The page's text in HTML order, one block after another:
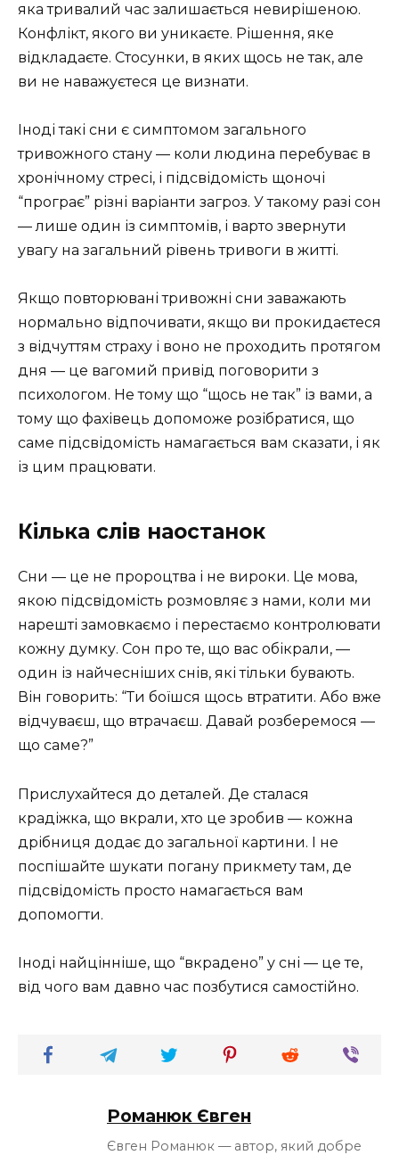
яка тривалий час залишається невирішеною.
Конфлікт, якого ви уникаєте. Рішення, яке
відкладаєте. Стосунки, в яких щось не так, але
ви не наважуєтеся це визнати.
Іноді такі сни є симптомом загального
тривожного стану — коли людина перебуває в
хронічному стресі, і підсвідомість щоночі
“програє” різні варіанти загроз. У такому разі сон
— лише один із симптомів, і варто звернути
увагу на загальний рівень тривоги в житті.
Якщо повторювані тривожні сни заважають
нормально відпочивати, якщо ви прокидаєтеся
з відчуттям страху і воно не проходить протягом
дня — це вагомий привід поговорити з
психологом. Не тому що “щось не так” із вами, а
тому що фахівець допоможе розібратися, що
саме підсвідомість намагається вам сказати, і як
із цим працювати.
Кілька слів наостанок
Сни — це не пророцтва і не вироки. Це мова,
якою підсвідомість розмовляє з нами, коли ми
нарешті замовкаємо і перестаємо контролювати
кожну думку. Сон про те, що вас обікрали, —
один із найчесніших снів, які тільки бувають.
Він говорить: “Ти боїшся щось втратити. Або вже
відчуваєш, що втрачаєш. Давай розберемося —
що саме?”
Прислухайтеся до деталей. Де сталася
крадіжка, що вкрали, хто це зробив — кожна
дрібниця додає до загальної картини. І не
поспішайте шукати погану прикмету там, де
підсвідомість просто намагається вам
допомогти.
Іноді найцінніше, що “вкрадено” у сні — це те,
від чого вам давно час позбутися самостійно.
Романюк Євген
Євген Романюк — автор, який добре